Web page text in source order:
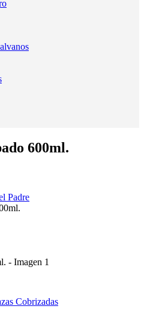
600ml.
Padre
Cobrizadas